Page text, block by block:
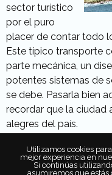
sector turístico
por el puro
placer de contar todo
Este típico transporte
parte mecánica, un
potentes sistemas de
se debe. Pasarla bien
recordar que la ciudad
alegres del país.
Utilizamos cookies
mejor experiencia en
Si continúas
asumiremos que estás